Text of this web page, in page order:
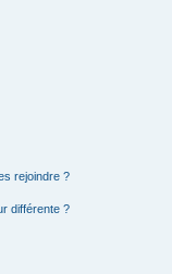
rejoindre ?
différente ?